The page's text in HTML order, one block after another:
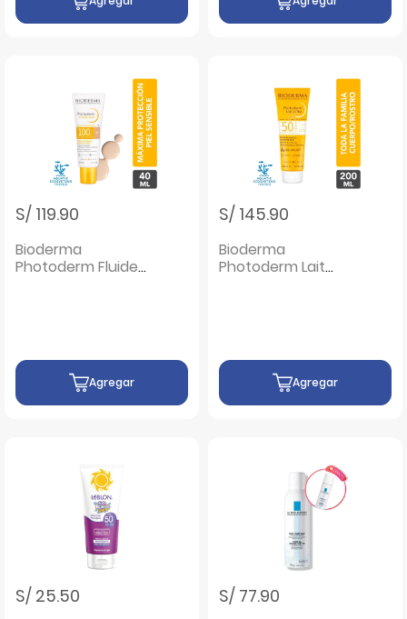
S/ 119.90
Bioderma
Photoderm Fluide
Agregar
S/ 145.90
Bioderma
Photoderm Lait
Agregar
S/ 25.50 S/ 77.90